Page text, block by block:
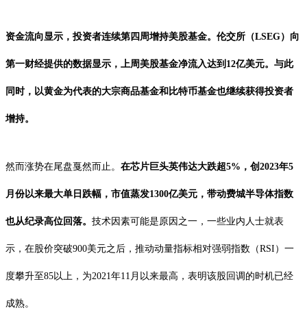
资金流向显示，投资者连续第四周增持美股基金。伦交所（LSEG）向
第一财经提供的数据显示，上周美股基金净流入达到12亿美元。与此
同时，以黄金为代表的大宗商品基金和比特币基金也继续获得投资者
增持。
然而涨势在尾盘戛然而止。 在芯片巨头英伟达大跌超5%，创2023年5
月份以来最大单日跌幅，市值蒸发1300亿美元，带动费城半导体指数
也从纪录高位回落。 技术因素可能是原因之一，一些业内人士就表
示，在股价突破900美元之后，推动动量指标相对强弱指数（RSI）一
度攀升至85以上，为2021年11月以来最高，表明该股回调的时机已经
成熟。